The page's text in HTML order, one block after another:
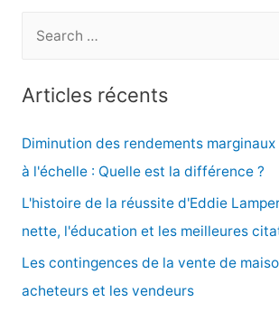
e
r
Articles récents
Diminution des rendements
à l'échelle : Quelle est la différence ?
L'histoire de la réussite d'Eddie
nette, l'éducation et les meilleures
Les contingences de la vente de
acheteurs et les vendeurs